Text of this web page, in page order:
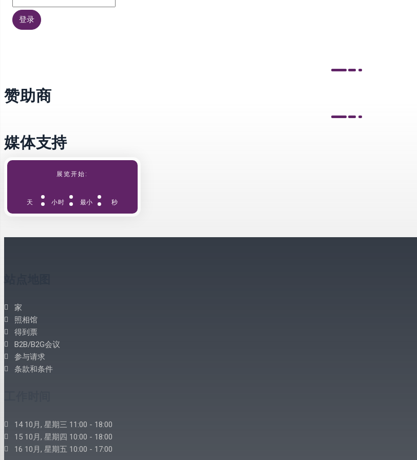
登录
赞助商
媒体支持
展览开始:
天 小时 最小 秒
家
照相馆
得到票
B2B/B2G会议
参与请求
条款和条件
14 10月, 星期三 11:00 - 18:00
15 10月, 星期四 10:00 - 18:00
16 10月, 星期五 10:00 - 17:00